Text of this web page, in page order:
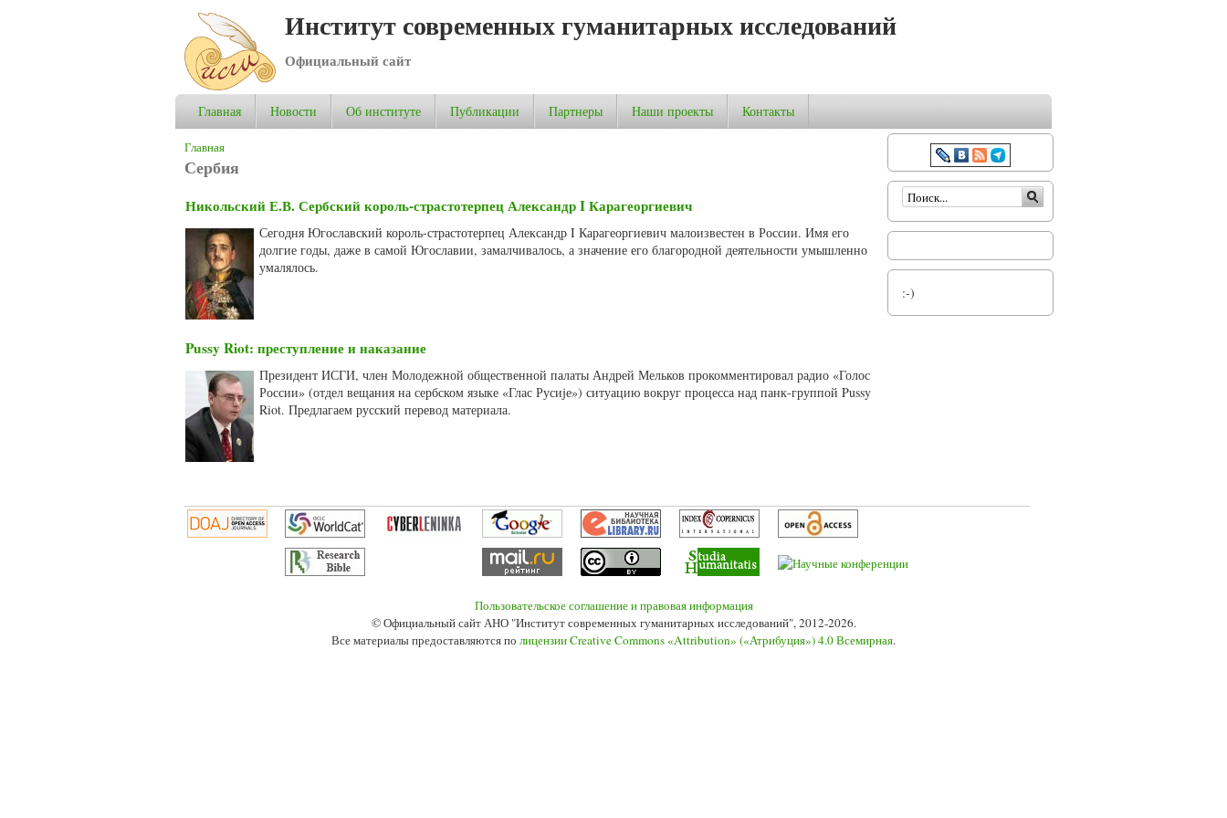
Институт современных гуманитарных исследований
Официальный сайт
Главная Новости Об институте Публикации Партнеры Наши проекты Контакты
Вы здесь
Главная
Сербия
Никольский Е.В. Сербский король-страстотерпец Александр I Карагеоргиевич
Сегодня Югославский король-страстотерпец Александр I Карагеоргиевич малоизвестен в России. Имя его
долгие годы, даже в самой Югославии, замалчивалось, а значение его благородной деятельности умышленно
умалялось.
Pussy Riot: преступление и наказание
Президент ИСГИ, член Молодежной общественной палаты Андрей Мельков прокомментировал радио «Голос
России» (отдел вещания на сербском языке «Глас Русиjе») ситуацию вокруг процесса над панк-группой Pussy
Riot. Предлагаем русский перевод материала.
Форма поиска
:-)
Пользовательское соглашение и правовая информация
© Официальный сайт АНО "Институт современных гуманитарных исследований", 2012-2026.
Все материалы предоставляются по лицензии Creative Commons «Attribution» («Атрибуция») 4.0 Всемирная.